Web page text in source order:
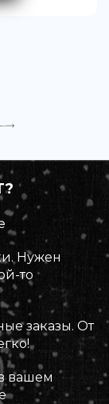
Нужен
то
заказы. От
вашем